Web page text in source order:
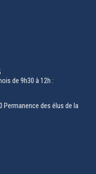
de 9h30 à 12h :
Permanence des élus de la